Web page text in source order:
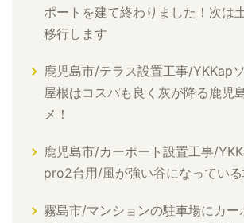
ポートを建て終わりました！次は
移行します
鹿児島市/テラス設置工事/YKKap
屋根はコスパも良く灰が降る鹿児
メ！
鹿児島市/カーポート設置工事/
pro2台用/風が強い谷になっている
霧島市/マンションの駐車場にカー